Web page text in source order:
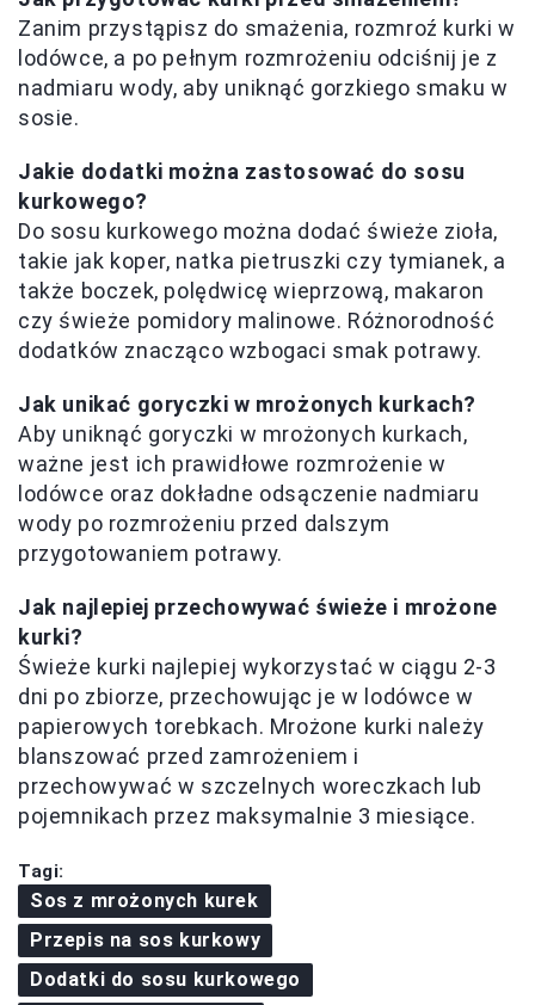
Zanim przystąpisz do smażenia, rozmroź kurki w
lodówce, a po pełnym rozmrożeniu odciśnij je z
nadmiaru wody, aby uniknąć gorzkiego smaku w
sosie.
Jakie dodatki można zastosować do sosu
kurkowego?
Do sosu kurkowego można dodać świeże zioła,
takie jak koper, natka pietruszki czy tymianek, a
także boczek, polędwicę wieprzową, makaron
czy świeże pomidory malinowe. Różnorodność
dodatków znacząco wzbogaci smak potrawy.
Jak unikać goryczki w mrożonych kurkach?
Aby uniknąć goryczki w mrożonych kurkach,
ważne jest ich prawidłowe rozmrożenie w
lodówce oraz dokładne odsączenie nadmiaru
wody po rozmrożeniu przed dalszym
przygotowaniem potrawy.
Jak najlepiej przechowywać świeże i mrożone
kurki?
Świeże kurki najlepiej wykorzystać w ciągu 2-3
dni po zbiorze, przechowując je w lodówce w
papierowych torebkach. Mrożone kurki należy
blanszować przed zamrożeniem i
przechowywać w szczelnych woreczkach lub
pojemnikach przez maksymalnie 3 miesiące.
Tagi:
Sos z mrożonych kurek
Przepis na sos kurkowy
Dodatki do sosu kurkowego